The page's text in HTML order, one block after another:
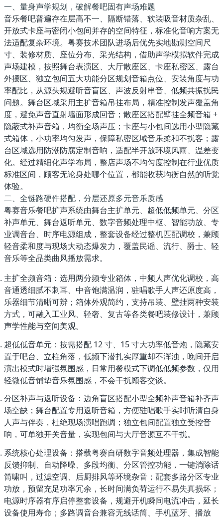
一、量身声学规划，破解餐吧固有声场难题
音乐餐吧普遍存在层高不一、隔断错落、软装吸音材质杂乱、
开放式卡座与密闭小包间并存的空间特征，标准化音响方案无
法适配复杂环境。粤赛技术团队进场后优先实地勘测空间尺
寸、装修材质、座位分布、采光结构，借助声学模拟软件完成
声场建模，按照舞台表演区、大厅散座区、卡座私密区、露台
外摆区、独立包间五大功能分区规划音箱点位、安装角度与功
率配比，从源头规避听音盲区、声波反射串音、低频共振扰民
问题。舞台区域采用主扩音箱吊挂布局，精准控制发声覆盖角
度，避免声音直射墙面形成回音；散座区搭配壁挂全频音箱 +
隐蔽式补声音箱，均衡全场声压；卡座与小包间选用小型隐藏
式箱体，小功率均匀发声，保障私密区域音乐柔和不扰客；露
台区域选用防潮防腐定制音响，适配半开放环境风雨、温差变
化。经过精细化声学布局，整店声场不均匀度控制在行业优质
标准区间，顾客无论身处哪个位置，都能收获均衡自然的听觉
体验。
二、全链路硬件搭配，分层还原多元音乐质感
粤赛音乐餐吧扩声系统由舞台主扩单元、超低低频单元、分区
补声单元、舞台返听单元、数字音频处理中枢、智能功放、专
业调音台、时序电源组成，整套设备经过整机匹配调校，兼顾
轻音柔和度与现场大动态爆发力，覆盖民谣、流行、爵士、轻
音乐等全品类曲风播放需求。
主扩全频音箱 ：选用两分频专业箱体，中频人声优化调校，高
音通透细腻不刺耳、中音饱满温润，驻唱歌手人声还原度高，
乐器细节清晰可辨；箱体外观简约，支持吊装、壁挂两种安装
方式，可融入工业风、轻奢、复古等各类餐吧装修设计，兼顾
声学性能与空间美观。
超低低音单元 ：按需搭配 12 寸、15 寸大功率低音炮，隐藏安
置于吧台、立柱角落，低频下潜扎实厚重却不浑浊，晚间开启
演出模式时增强氛围感，日常用餐模式下调低低频参数，仅用
轻微低音铺垫音乐氛围感，不会干扰顾客交谈。
分区补声与返听设备 ：边角盲区搭配小型全频补声音箱补齐声
场空缺；舞台配置专用返听音箱，方便驻唱歌手实时听清自身
人声与伴奏，杜绝现场演唱跑调；独立包间配置独立受控音
响，可单独开关音量，实现包间与大厅音源互不干扰。
系统核心处理设备 ：搭载粤赛自研数字音频处理器，集成智能
反馈抑制、自动降噪、多段均衡、分区管控功能，一键消除话
筒啸叫，过滤空调、后厨排风等环境杂音；配套多路分区专业
功放，预留充足功率冗余，长时间满负荷运行不易失真损坏；
电源时序器有序启停整套设备，规避开机瞬间电流冲击，延长
设备使用寿命；多路调音台兼容无线话筒、手机蓝牙、播放